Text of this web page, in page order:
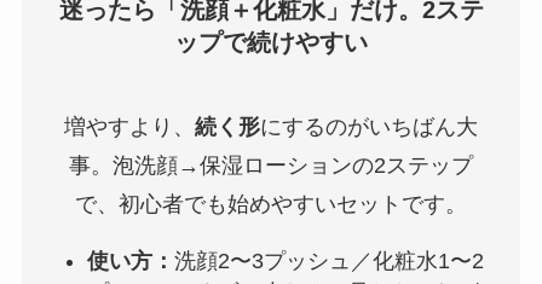
迷ったら「洗顔＋化粧水」だけ。2ステ
ップで続けやすい
増やすより、 続く形にするのがいちばん大
事。泡洗顔→保湿ローションの2ステップ
で、初心者でも始めやすいセットです。
使い方： 洗顔2〜3プッシュ／化粧水1〜2